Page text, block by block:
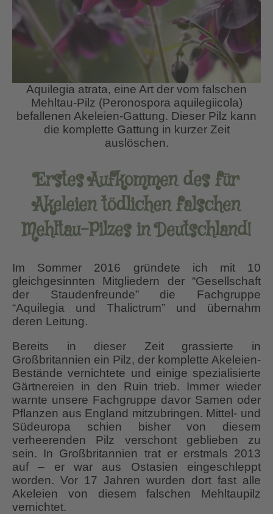
Aquilegia atrata, eine Art der vom falschen
Mehltau-Pilz (Peronospora aquilegiicola)
befallenen Akeleien-Gattung. Dieser Pilz kann
die komplette Gattung in kurzer Zeit
auslöschen.
Erstes Aufkommen des für
Akeleien tödlichen falschen
Mehltau-Pilzes in Deutschland!
Im Sommer 2016 gründete ich mit 10
gleichgesinnten Mitgliedern der “Gesellschaft
der Staudenfreunde” die Fachgruppe
“Aquilegia und Thalictrum” und übernahm
deren Leitung.
Bereits in dieser Zeit grassierte in
Großbritannien ein Pilz, der komplette Akeleien-
Bestände vernichtete und einige spezialisierte
Gärtnereien in den Ruin trieb. Immer wieder
warnte unsere Fachgruppe davor Samen oder
Pflanzen aus England mitzubringen. Mittel- und
Südeuropa schien bisher von diesem
verheerenden Pilz verschont geblieben zu
sein. In Großbritannien trat er erstmals 2013
auf – er war aus Ostasien eingeschleppt
worden. Vor 17 Jahren wurden dort fast alle
Akeleien von diesem falschen Mehltaupilz
vernichtet.